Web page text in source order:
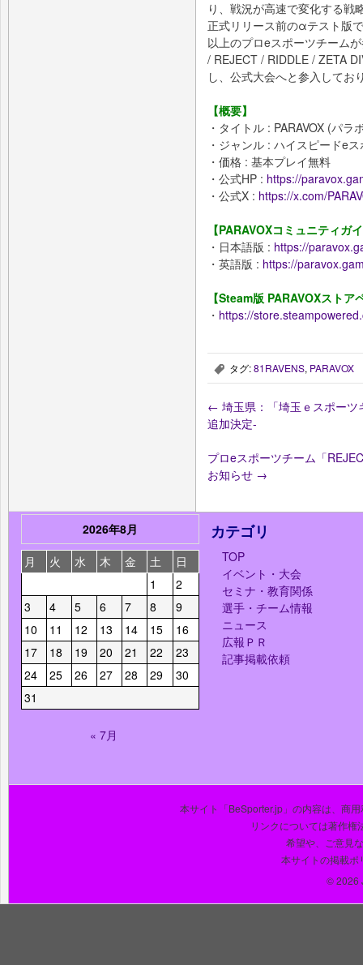
り、戦況が高速で変化する戦
正式リリース前のαテスト版
以上のプロeスポーツチーム
/ REJECT / RIDDLE / ZETA
し、公式大会へと参入してお
【概要】
・タイトル : PARAVOX (パラ
・ジャンル : ハイスピードe
・価格 : 基本プレイ無料
・公式HP : https://
・公式X : https://x.com/
【PARAVOXコミュニティガ
・日本語版 : https://
・英語版 : https://
【Steam版 PARAVOXストア
・ https://
, タグ:81RAVENS, PARAVOX
← 埼玉県：「埼玉ｅスポー
追加決定-
プロeスポーツチーム「
お知らせ →
2026年8月
月
火 水 木 金 土
日
1
2
3
4 5 6 7 8
9
10
11 12 13 14 15
16
17
18 19 20 21 22
23
24
25 26 27 28 29
30
31
« 7月
カテゴリ
TOP
イベント・大会
セミナ・教育関係
選手・チーム情報
ニュース
広報ＰＲ
記事掲載依頼
本サイト「BeSporter.jp」の内容は、商
リンクについては著作権
希望や、ご意見
本サイトの掲載ポ
© 2026